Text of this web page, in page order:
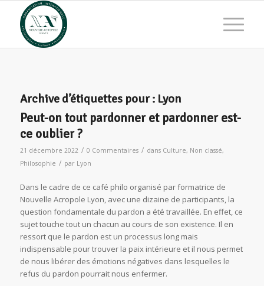
Archive d’étiquettes pour : Lyon
Peut-on tout pardonner et pardonner est-
ce oublier ?
21 décembre 2022 / 0 Commentaires / dans Culture, Non classé,
Philosophie / par Lyon
Dans le cadre de ce café philo organisé par formatrice de
Nouvelle Acropole Lyon, avec une dizaine de participants, la
question fondamentale du pardon a été travaillée. En effet, ce
sujet touche tout un chacun au cours de son existence. Il en
ressort que le pardon est un processus long mais
indispensable pour trouver la paix intérieure et il nous permet
de nous libérer des émotions négatives dans lesquelles le
refus du pardon pourrait nous enfermer.